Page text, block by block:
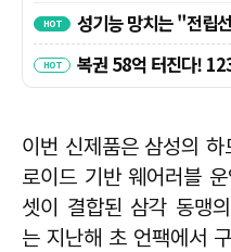
이번 신제품은 삼성의
로이드 기반 웨어러블
셋이 결합된 삼각 동맹
는 지난해 초 언팩에서